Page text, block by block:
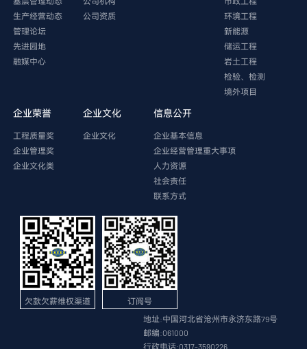
生产经营动态
管理论坛
先进园地
融媒中心
公司资质
环境工程
新能源
储运工程
岩土工程
检验、检测
境外项目
企业荣誉
工程质量奖
企业管理奖
企业文化类
企业文化
企业文化
信息公开
企业基本信息
企业经营管理重大事项
人力资源
社会责任
联系方式
欠款欠薪维权渠道
订阅号
地址:中国河北省沧州市永济东路79号
邮编:061000
行政电话:0317-3590226